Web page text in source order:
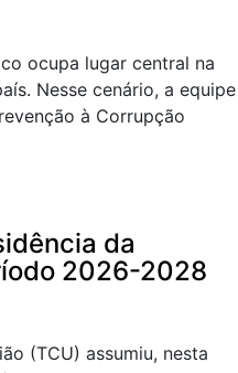
ocupa lugar central na
Nesse cenário, a equipe
à Corrupção
da
2026-2028
(TCU) assumiu, nesta